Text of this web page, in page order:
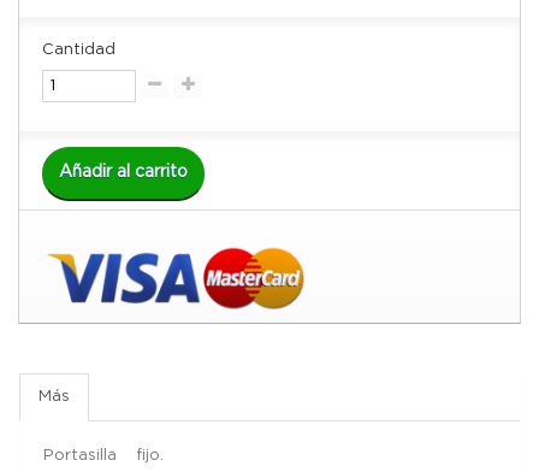
Cantidad
Añadir al carrito
Más
Portasilla fijo.